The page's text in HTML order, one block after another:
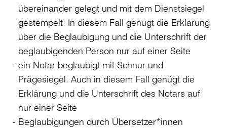
übereinander gelegt und mit dem Dienstsiegel
gestempelt. In diesem Fall genügt die Erklärung
über die Beglaubigung und die Unterschrift der
beglaubigenden Person nur auf einer Seite
ein Notar beglaubigt mit Schnur und
Prägesiegel. Auch in diesem Fall genügt die
Erklärung und die Unterschrift des Notars auf
nur einer Seite
Beglaubigungen durch Übersetzer*innen